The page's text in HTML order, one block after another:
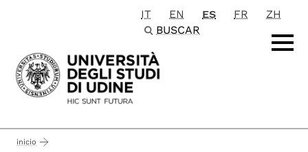
Passa al contenuto principale
IT EN ES FR
ZH
BUSCAR
inicio